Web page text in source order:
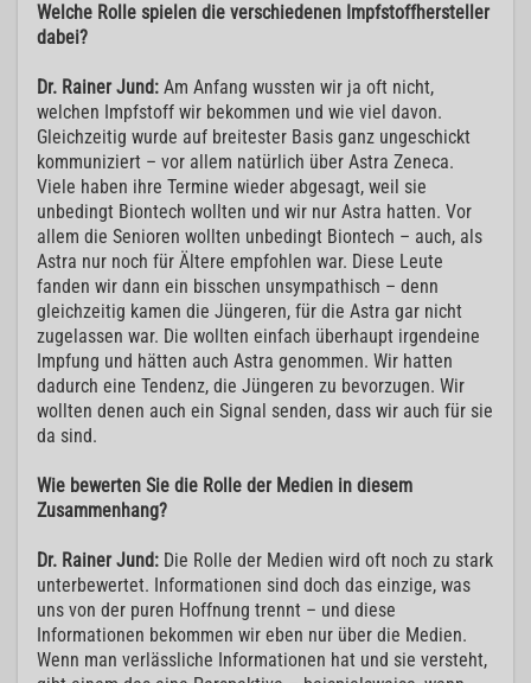
Welche Rolle spielen die verschiedenen Impfstoffhersteller
dabei?
Dr. Rainer Jund: Am Anfang wussten wir ja oft nicht,
welchen Impfstoff wir bekommen und wie viel davon.
Gleichzeitig wurde auf breitester Basis ganz ungeschickt
kommuniziert – vor allem natürlich über Astra Zeneca.
Viele haben ihre Termine wieder abgesagt, weil sie
unbedingt Biontech wollten und wir nur Astra hatten. Vor
allem die Senioren wollten unbedingt Biontech – auch, als
Astra nur noch für Ältere empfohlen war. Diese Leute
fanden wir dann ein bisschen unsympathisch – denn
gleichzeitig kamen die Jüngeren, für die Astra gar nicht
zugelassen war. Die wollten einfach überhaupt irgendeine
Impfung und hätten auch Astra genommen. Wir hatten
dadurch eine Tendenz, die Jüngeren zu bevorzugen. Wir
wollten denen auch ein Signal senden, dass wir auch für sie
da sind.
Wie bewerten Sie die Rolle der Medien in diesem
Zusammenhang?
Dr. Rainer Jund: Die Rolle der Medien wird oft noch zu stark
unterbewertet. Informationen sind doch das einzige, was
uns von der puren Hoffnung trennt – und diese
Informationen bekommen wir eben nur über die Medien.
Wenn man verlässliche Informationen hat und sie versteht,